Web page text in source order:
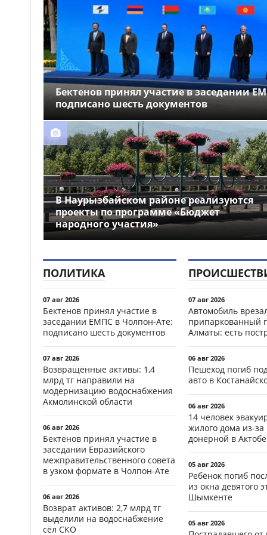
09:11
Новые эскалаторы и
лифты: как изменится вокзал
Астана-1 после реконструкции
09:00
Возвращённые
активы: 1,4 млрд тг
направили на
модернизацию
водоснабжения
Бектенов принял участие в заседании
подписано шесть документов
В Наурызбайском районе реализуются
проекты по программе «Бюджет
народного участия»
ПОЛИТИКА
07 авг 2026
Бектенов принял участие в
заседании ЕМПС в Чолпон-Ате:
подписано шесть документов
07 авг 2026
Возвращённые активы: 1,4
млрд тг направили на
модернизацию водоснабжения
Акмолинской области
06 авг 2026
Бектенов принял участие в
заседании Евразийского
межправительственного совета
в узком формате в Чолпон-Ате
06 авг 2026
Возврат активов: 2,7 млрд тг
выделили на водоснабжение
сёл СКО
07 авг 2026
Автомобиль
припаркованный
Алматы: есть
06 авг 2026
Пешеход погиб
авто в
06 авг 2026
14 человек
жилого дома из-
донерной в Актобе
05 авг 2026
Ребёнок погиб
из окна девятого
Шымкенте
05 авг 2026